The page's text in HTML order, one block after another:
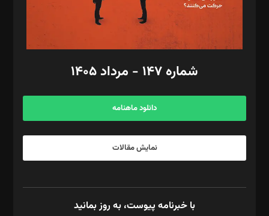
گرافیک و صفحه‌آرایی: سید‌سبحان‌علی ثابت
مد‌یر توسعه تجاری: کامبیز برید‌
امور مالی: شاپور رهبری، محمد‌ کاظمی‌نیا
آگهی و مشترکین: ۰۹۱۹۹۹۹۰۴۵۴
شماره ۱۴۷ - مرداد ۱۴۰۵
دانلود ماهنامه
نمایش مقالات
با خبرنامه پیوست، به روز بمانید